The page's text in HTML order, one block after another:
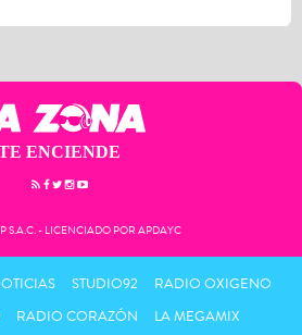
ENCIENDE
S.A.C. - LICENCIADO POR APDAYC
STUDIO92
RADIO OXIGENO
RADIO CORAZÓN LA MEGAMIX